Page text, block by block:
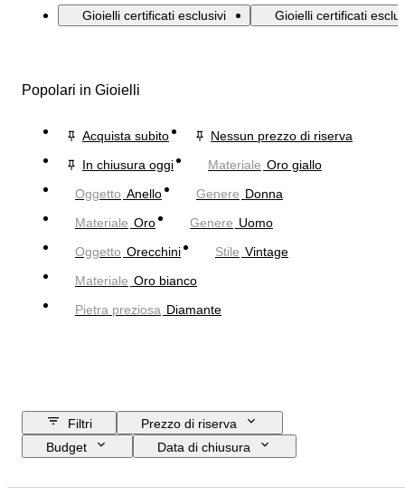
Gioielli certificati esclusivi Gioielli certificati
Popolari in Gioielli
Acquista subito
Nessun prezzo di riserva
In chiusura oggi
Materiale Oro giallo
Oggetto Anello Genere Donna
Materiale Oro Genere Uomo
Oggetto Orecchini Stile Vintage
Materiale Oro bianco
Pietra preziosa Diamante
Filtri
Prezzo di riserva
Budget
Data di chiusura